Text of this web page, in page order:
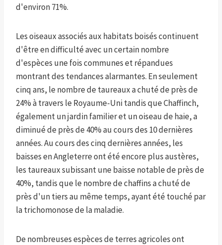
d'environ 71%.
Les oiseaux associés aux habitats boisés continuent
d'être en difficulté avec un certain nombre
d'espèces une fois communes et répandues
montrant des tendances alarmantes. En seulement
cinq ans, le nombre de taureaux a chuté de près de
24% à travers le Royaume-Uni tandis que Chaffinch,
également un jardin familier et un oiseau de haie, a
diminué de près de 40% au cours des 10 dernières
années. Au cours des cinq dernières années, les
baisses en Angleterre ont été encore plus austères,
les taureaux subissant une baisse notable de près de
40%, tandis que le nombre de chaffins a chuté de
près d'un tiers au même temps, ayant été touché par
la trichomonose de la maladie.
De nombreuses espèces de terres agricoles ont